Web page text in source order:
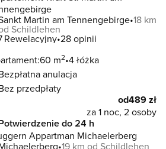
Martin am Tennengebirge 18 km
Schildlehen
Rewelacyjny 28 opinii
60 m2 4 łóżka
anulacja
przedpłaty
od489 zł
za 1 noc, 2 osoby
do 24 h
Appartman Michaelerberg
19 km od Schildlehen